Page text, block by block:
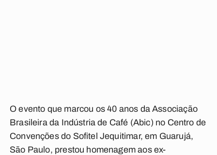
O evento que marcou os 40 anos da Associação
Brasileira da Indústria de Café (Abic) no Centro de
Convenções do Sofitel Jequitimar, em Guarujá,
São Paulo, prestou homenagem aos ex-